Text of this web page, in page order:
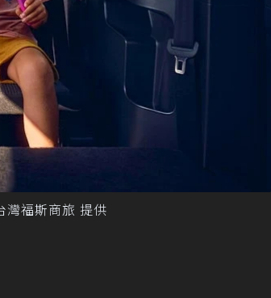
福斯商旅 提供